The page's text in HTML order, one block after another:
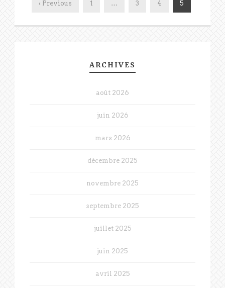
‹ Previous 1 … 3 4 5
ARCHIVES
août 2026
juin 2026
mars 2026
décembre 2025
novembre 2025
septembre 2025
juillet 2025
juin 2025
avril 2025